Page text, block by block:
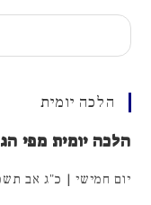
חיפוש
הלכה יומית
הלכה יומית מפי
יום חמישי | כ"ג אב